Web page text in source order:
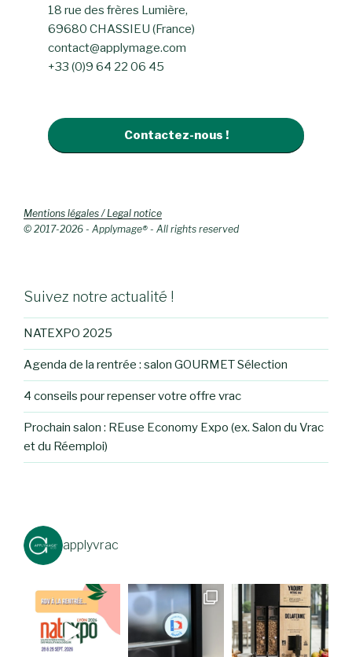
18 rue des frères Lumière,
69680 CHASSIEU (France)
contact@applymage.com
+33 (0)9 64 22 06 45
Contactez-nous !
Mentions légales / Legal notice
© 2017-2026 - Applymage® - All rights reserved
Suivez notre actualité !
NATEXPO 2025
Agenda de la rentrée : salon GOURMET Sélection
4 conseils pour repenser votre offre vrac
Prochain salon : REuse Economy Expo (ex. Salon du Vrac
et du Réemploi)
applyvrac